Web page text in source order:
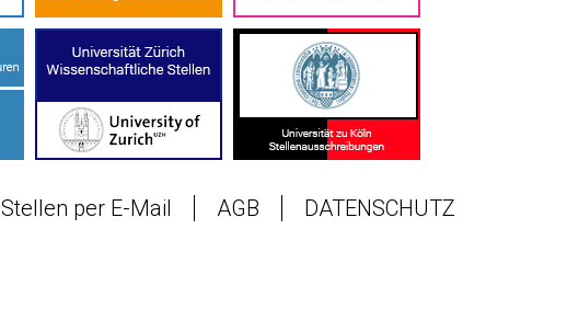
Stellen per E-Mail AGB DATENSCHUTZ